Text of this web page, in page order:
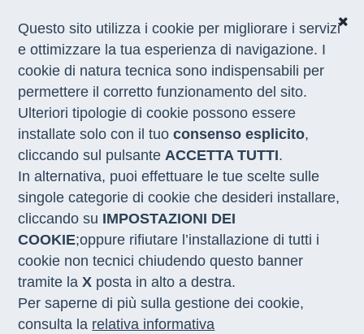
CHI SIAMO
COSA FACCIAMO
I NOSTRI SERVIZI
MEDIA
CON LE REGIONI
Home / Notizie / Sicilia-LMI
LABOUR MARKET INTELLIGENCE
28.01.2026
Anche la Regione Siciliana si
Questo sito utilizza i cookie per migliorare i servizi
e ottimizzare la tua esperienza di navigazione. I
cookie di natura tecnica sono indispensabili per
permettere il corretto funzionamento del sito.
Ulteriori tipologie di cookie possono essere
installate solo con il tuoconsenso esplicito,
cliccando sul pulsanteACCETTA TUTTI.
In alternativa, puoi effettuare le tue scelte sulle
singole categorie di cookie che desideri installare,
cliccando su IMPOSTAZIONI DEI
COOKIE;oppure rifiutare l’installazione di tutti i
cookie non tecnici chiudendo questo banner
tramite laX posta in alto a destra.
Per saperne di più sulla gestione dei cookie,
consulta la relativa informativa